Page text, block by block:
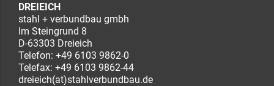
DREIEICH
stahl + verbundbau gmbh
Im Steingrund 8
D-63303 Dreieich
Telefon: +49 6103 9862-0
Telefax: +49 6103 9862-44
dreieich(at)stahlverbundbau.de